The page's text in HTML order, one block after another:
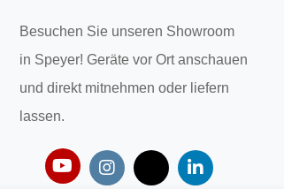
Besuchen Sie unseren Showroom
in Speyer! Geräte vor Ort anschauen
und direkt mitnehmen oder liefern
lassen.